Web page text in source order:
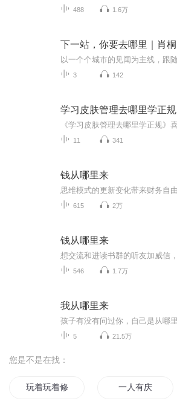
488 1.6万
下一站，你要去哪里｜肖桐
3 142
学习皮肤管理去哪里学正规
11 341
钱从哪里来
615 2万
钱从哪里来
546 1.7万
我从哪里来
5 21.5万
您是不是在找：
玩着玩着修了仙 一人有庆